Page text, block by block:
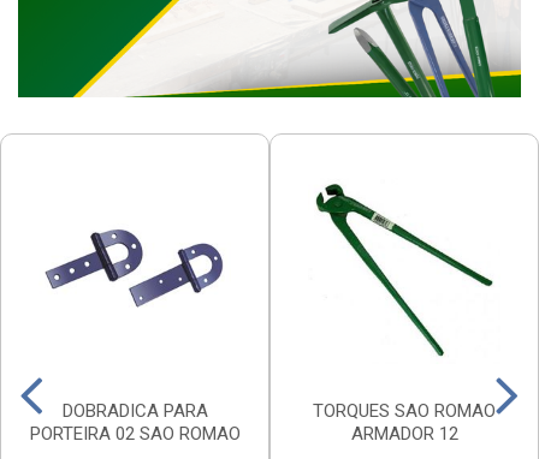
DOBRADICA PARA
PORTEIRA 02 SAO ROMAO
TORQUES SAO ROMAO
ARMADOR 12